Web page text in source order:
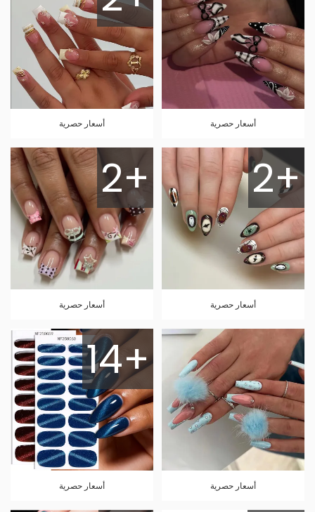
أسعار حصرية أسعار حصرية
2+
أسعار حصرية
2+
أسعار حصرية
أسعار حصرية
14+
أسعار حصرية